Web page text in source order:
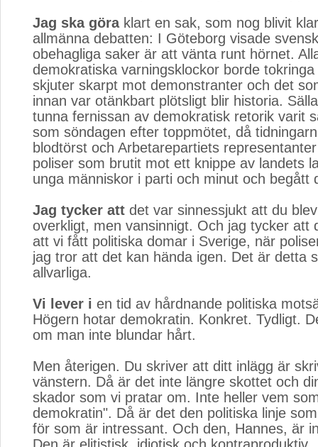
Jag ska göraklart en sak, som nog blivit
allmänna debatten: I Göteborg visade
obehagliga saker är att vänta runt hörnet.
demokratiska varningsklockor borde
skjuter skarpt mot demonstranter och det
innan var otänkbart plötsligt blir historia.
tunna fernissan av demokratisk retorik varit
som söndagen efter toppmötet, då
blodtörst och Arbetarepartiets
poliser som brutit mot ett knippe av landets
unga människor i parti och minut och begått
Jag tycker att det var sinnessjukt att du
overkligt, men vansinnigt. Och jag tycker att
att vi fått politiska domar i Sverige, när
jag tror att det kan hända igen. Det är detta
allvarliga.
Vi lever i en tid av hårdnande politiska
Högern hotar demokratin. Konkret. Tydligt.
om man inte blundar hårt.
Men återigen. Du skriver att ditt inlägg är
vänstern. Då är det inte längre skottet och
skador som vi pratar om. Inte heller vem
demokratin". Då är det den politiska linje
för som är intressant. Och den, Hannes, är